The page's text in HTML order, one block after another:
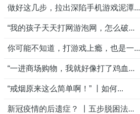
做好这几步，拉出深陷手机游戏泥潭...
“我的孩子天天打网游泡网，怎么破...
你可能不知道，打游戏上瘾，也是一...
“一进商场购物，我就好像打了鸡血...
“戒烟原来这么简单啊！” 丨如何...
新冠疫情的后遗症？ 丨五步脱困法...